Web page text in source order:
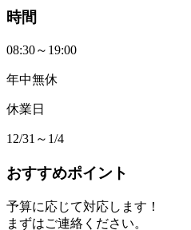
時間
08:30～19:00
年中無休
休業日
12/31～1/4
おすすめポイント
予算に応じて対応します！
まずはご連絡ください。